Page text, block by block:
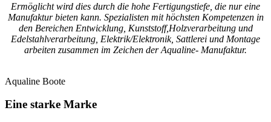
Ermöglicht wird dies durch die hohe Fertigungstiefe, die nur eine
Manufaktur bieten kann. Spezialisten mit höchsten Kompetenzen in
den Bereichen Entwicklung, Kunststoff,Holzverarbeitung und
Edelstahlverarbeitung, Elektrik/Elektronik, Sattlerei und Montage
arbeiten zusammen im Zeichen der Aqualine- Manufaktur.
Aqualine Boote
Eine starke Marke